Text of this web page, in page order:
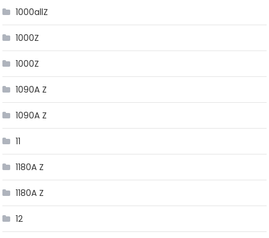
1000allZ
1000Z
1000Z
1090A Z
1090A Z
11
1180A Z
1180A Z
12